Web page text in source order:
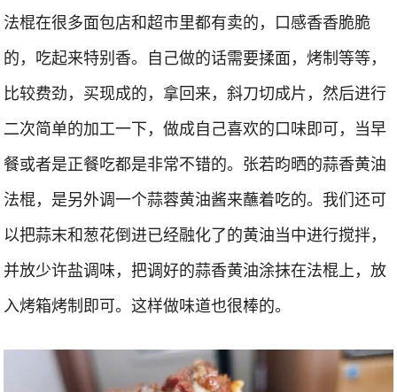
法棍在很多面包店和超市里都有卖的，口感香香脆脆
的，吃起来特别香。自己做的话需要揉面，烤制等等，
比较费劲，买现成的，拿回来，斜刀切成片，然后进行
二次简单的加工一下，做成自己喜欢的口味即可，当早
餐或者是正餐吃都是非常不错的。张若昀晒的蒜香黄油
法棍，是另外调一个蒜蓉黄油酱来蘸着吃的。我们还可
以把蒜末和葱花倒进已经融化了的黄油当中进行搅拌，
并放少许盐调味，把调好的蒜香黄油涂抹在法棍上，放
入烤箱烤制即可。这样做味道也很棒的。